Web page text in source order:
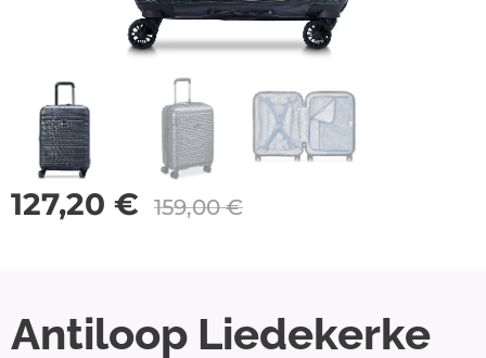
127,20 € 159,00€
Antiloop Liedekerke